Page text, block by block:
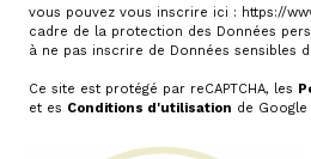
vous pouvez vous inscrire ici : https://
cadre de la protection des Données
à ne pas inscrire de Données sensibles
Ce site est protégé par reCAPTCHA, les
et es Conditions d'utilisation de